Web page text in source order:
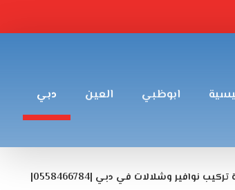
ابوظبي العين دبي
نوافير وشلالات في دبي |0558466784|